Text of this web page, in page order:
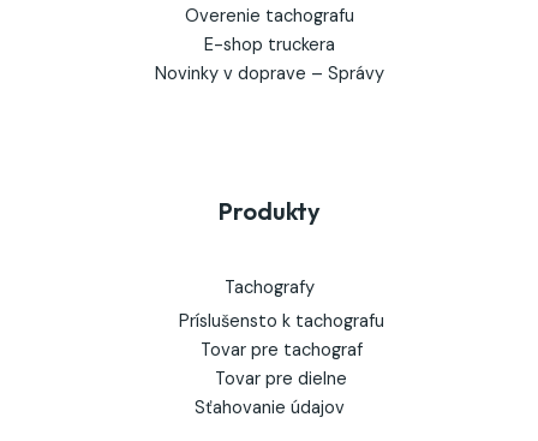
Overenie tachografu
E-shop truckera
Novinky v doprave – Správy
Produkty
Tachografy
Príslušensto k tachografu
Tovar pre tachograf
Tovar pre dielne
Sťahovanie údajov